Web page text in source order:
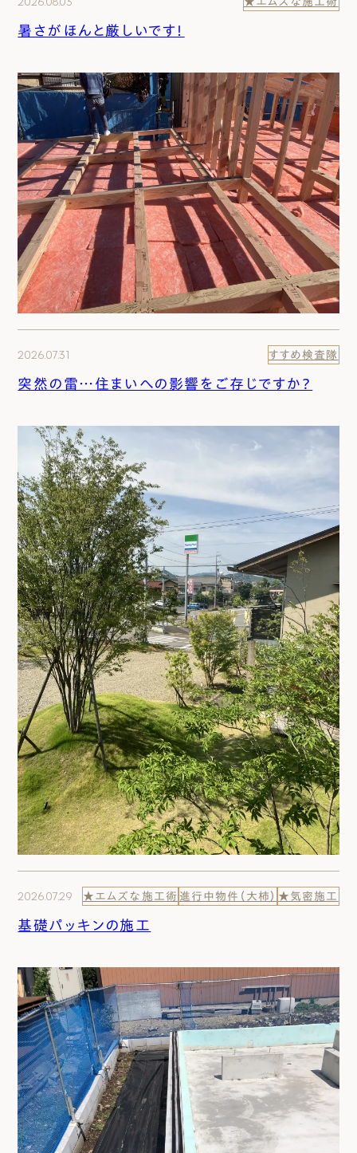
暑さがほんと厳しいです！
2026.07.31 すすめ検査隊
突然の雷…住まいへの影響をご存じですか？
2026.07.29 ★エムズな施工術 進行中物件（大柿） ★気密施工
基礎パッキンの施工